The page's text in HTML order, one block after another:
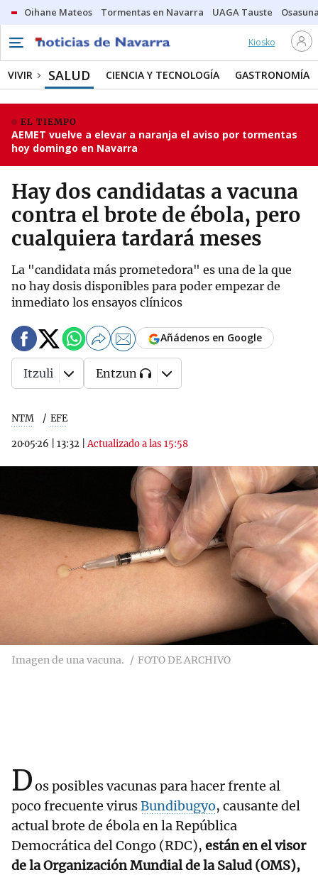
Oihane Mateos Tormentas en Navarra UAGA Tauste
Kiosko
VIVIR SALUD CIENCIA Y TECNOLOGÍA GASTRONOMÍA
EL TIEMPO
AEMET vuelve a elevar a naranja el aviso por tormentas
hoy domingo en Navarra
Hay dos candidatas a vacuna
contra el brote de ébola, pero
cualquiera tardará meses
La "candidata más prometedora" es una de la que
no hay dosis disponibles para poder empezar de
inmediato los ensayos clínicos
NTM EFE
20·05·26 13:32 |Actualizado a las 15:58
Añádenos en Google
Itzuli Entzun
Imagen de una vacuna. FOTO DE ARCHIVO
Dos posibles vacunas para hacer frente al
poco frecuente virusBundibugyo, causante del
actual brote de ébola en la República
Democrática del Congo (RDC), están en el visor
de la Organización Mundial de la Salud (OMS),